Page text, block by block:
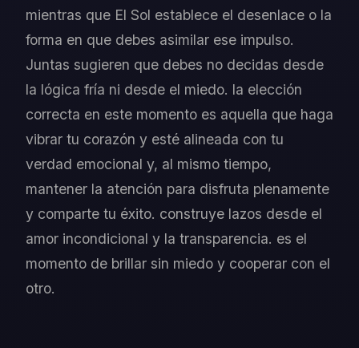
mientras que El Sol establece el desenlace o la
forma en que debes asimilar ese impulso.
Juntas sugieren que debes no decidas desde
la lógica fría ni desde el miedo. la elección
correcta en este momento es aquella que haga
vibrar tu corazón y esté alineada con tu
verdad emocional y, al mismo tiempo,
mantener la atención para disfruta plenamente
y comparte tu éxito. construye lazos desde el
amor incondicional y la transparencia. es el
momento de brillar sin miedo y cooperar con el
otro.